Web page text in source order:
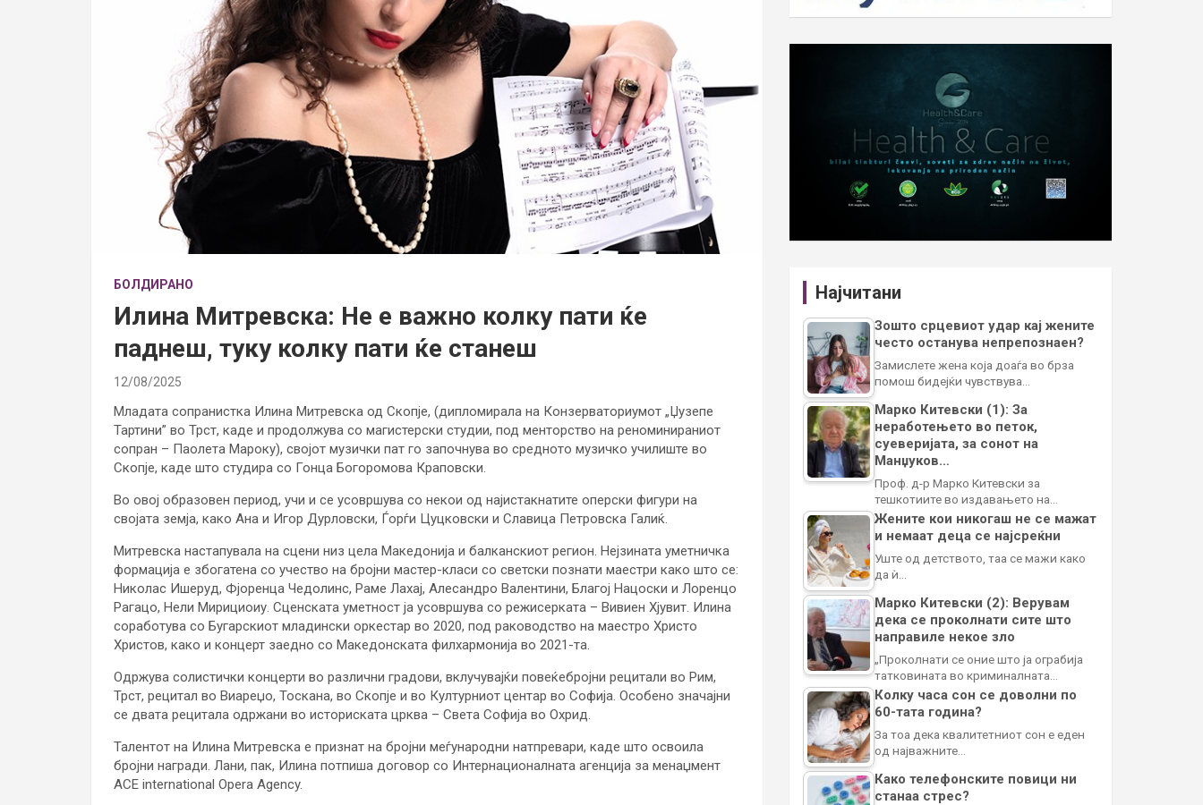
БОЛДИРАНО
Илина Митревска: Не е важно колку пати ќе
паднеш, туку колку пати ќе станеш
12/08/2025
Младата сопранистка Илина Митревска од Скопје, (дипломирала на Конзерваториумот „Џузепе
Тартини” во Трст, каде и продолжува со магистерски студии, под менторство на реноминираниот
сопран – Паолета Мароку), својот музички пат го започнува во средното музичко училиште во
Скопје, каде што студира со Гонца Богоромова Краповски.
Во овој образовен период, учи и се усовршува со некои од најистакнатите оперски фигури на
својата земја, како Ана и Игор Дурловски, Ѓорѓи Цуцковски и Славица Петровска Галиќ.
Митревска настапувала на сцени низ цела Македонија и балканскиот регион. Нејзината уметничка
формација е збогатена со учество на бројни мастер-класи со светски познати маестри како што се:
Николас Ишеруд, Фјоренца Чедолинс, Раме Лахај, Алесандро Валентини, Благој Нацоски и Лоренцо
Рагацо, Нели Мирициоиу. Сценската уметност ја усовршува со режисерката – Вивиен Хјувит. Илина
соработува со Бугарскиот младински оркестар во 2020, под раководство на маестро Христо
Христов, како и концерт заедно со Македонската филхармонија во 2021-та.
Одржува солистички концерти во различни градови, вклучувајќи повеќебројни рецитали во Рим,
Трст, рецитал во Виареџо, Тоскана, во Скопје и во Културниот центар во Софија. Особено значајни
се двата рецитала одржани во историската црква – Света Софија во Охрид.
Талентот на Илина Митревска е признат на бројни меѓународни натпревари, каде што освоила
бројни награди. Лани, пак, Илина потпиша договор со Интернационалната агенција за менаџмент
ACE international Opera Agency.
Најчитани
Зошто срцевиот удар кај жените
често останува непрепознаен?
Замислете жена која доаѓа во брза
помош бидејќи чувствува…
Марко Китевски (1): За
неработењето во петок,
суеверијата, за сонот на
Манџуков…
Проф. д-р Марко Китевски за
тешкотиите во издавањето на…
Жените кои никогаш не се мажат
и немаат деца се најсреќни
Уште од детството, таа се мажи како
да ѝ…
Марко Китевски (2): Верувам
дека се проколнати сите што
направиле некое зло
„Проколнати се оние што ја ограбија
татковината во криминалната…
Колку часа сон се доволни по
60-тата година?
За тоа дека квалитетниот сон е еден
од најважните…
Како телефонските повици ни
станаа стрес?